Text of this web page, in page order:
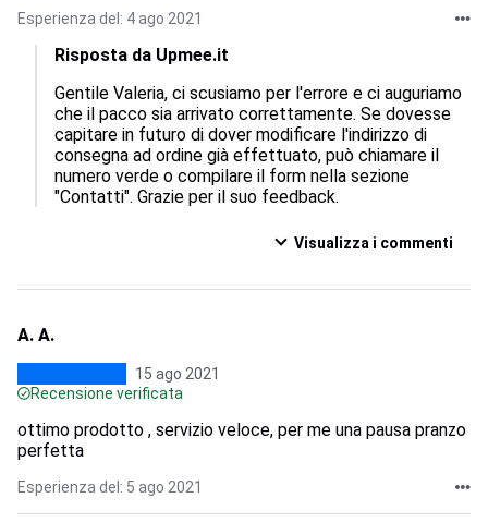
Esperienza del: 4 ago 2021
Risposta da Upmee.it
Gentile Valeria, ci scusiamo per l'errore e ci auguriamo
che il pacco sia arrivato correttamente. Se dovesse
capitare in futuro di dover modificare l'indirizzo di
consegna ad ordine già effettuato, può chiamare il
numero verde o compilare il form nella sezione
"Contatti". Grazie per il suo feedback.
Visualizza i commenti
A. A.
15 ago 2021
Recensione verificata
ottimo prodotto , servizio veloce, per me una pausa pranzo
perfetta
Esperienza del: 5 ago 2021